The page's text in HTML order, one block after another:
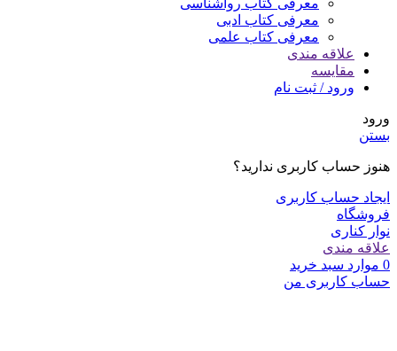
معرفی کتاب ادبی
معرفی کتاب علمی
علاقه مندی
مقایسه
ورود / ثبت نام
ورود
بستن
هنوز حساب کاربری ندارید؟
ایجاد حساب کاربری
فروشگاه
نوار کناری
علاقه مندی
0 موارد سبد خرید
حساب کاربری من